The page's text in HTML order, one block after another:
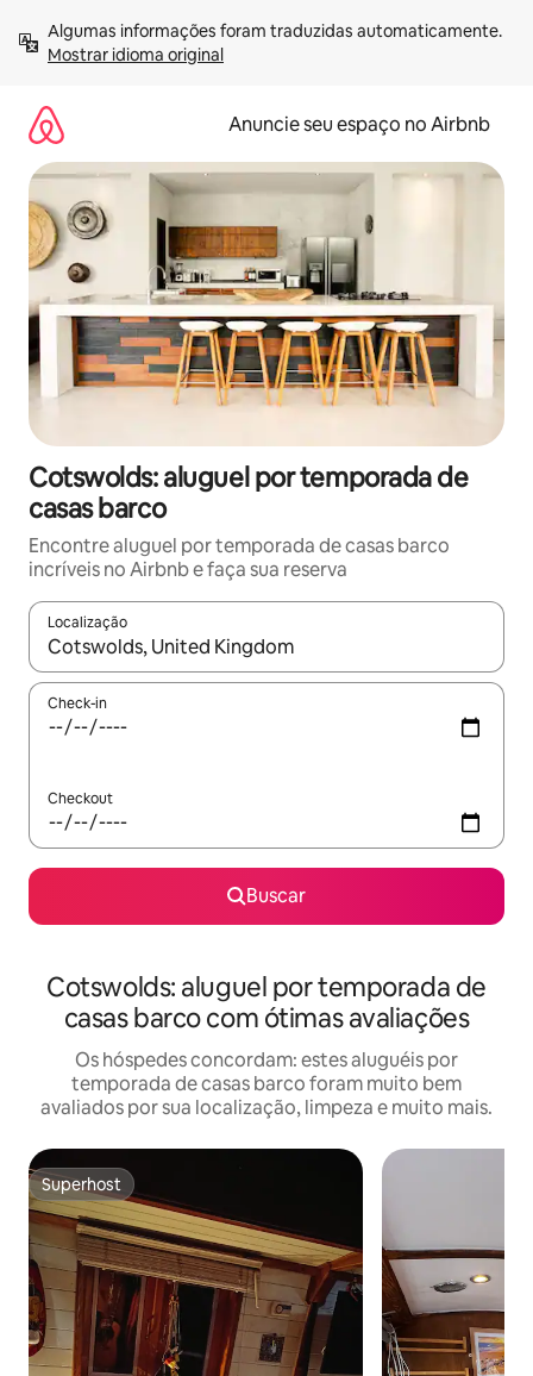
para
Mostrar idioma original
Anuncie seu espaço no Airbnb
Cotswolds: aluguel por temporada de
casas barco
Encontre aluguel por temporada de casas barco
incríveis no Airbnb e faça sua reserva
Localização
Quando os resultados estiverem disponíveis, explore-os
Check-in
Checkout
Buscar
Cotswolds: aluguel por temporada de
casas barco com ótimas avaliações
Os hóspedes concordam: estes aluguéis por
temporada de casas barco foram muito bem
avaliados por sua localização, limpeza e muito mais.
Superhost
Superhost